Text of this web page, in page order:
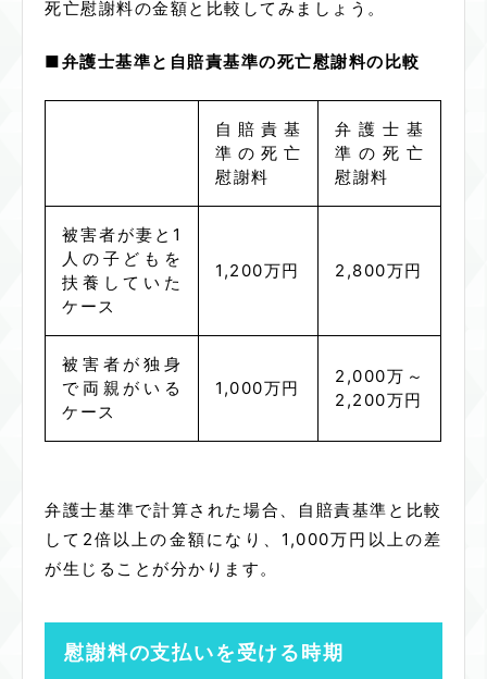
死亡慰謝料の金額と比較してみましょう。
■弁護士基準と自賠責基準の死亡慰謝料の比較
自賠責基
準の死亡
慰謝料
弁護士基
準の死亡
慰謝料
被害者が妻と 1
人の子どもを
扶養していた
ケース
1,200万円 2,800万円
被害者が独身
で両親がいる
ケース
1,000万円
2,000万～
2,200万円
弁護士基準で計算された場合、自賠責基準と比較
して2倍以上の金額になり、1,000万円以上の差
が生じることが分かります。
慰謝料の支払いを受ける時期